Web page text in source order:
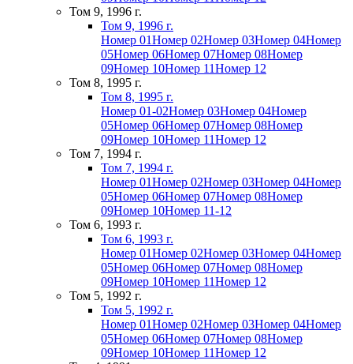
Том 9, 1996 г.
Том 9, 1996 г.
Номер 01Номер 02Номер 03Номер 04Номер
05Номер 06Номер 07Номер 08Номер
09Номер 10Номер 11Номер 12
Том 8, 1995 г.
Том 8, 1995 г.
Номер 01-02Номер 03Номер 04Номер
05Номер 06Номер 07Номер 08Номер
09Номер 10Номер 11Номер 12
Том 7, 1994 г.
Том 7, 1994 г.
Номер 01Номер 02Номер 03Номер 04Номер
05Номер 06Номер 07Номер 08Номер
09Номер 10Номер 11-12
Том 6, 1993 г.
Том 6, 1993 г.
Номер 01Номер 02Номер 03Номер 04Номер
05Номер 06Номер 07Номер 08Номер
09Номер 10Номер 11Номер 12
Том 5, 1992 г.
Том 5, 1992 г.
Номер 01Номер 02Номер 03Номер 04Номер
05Номер 06Номер 07Номер 08Номер
09Номер 10Номер 11Номер 12